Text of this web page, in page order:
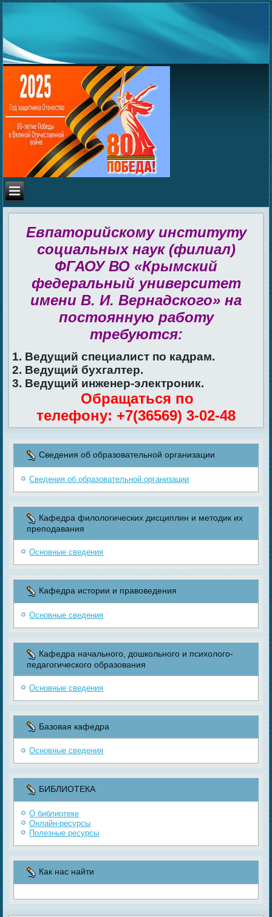
Евпаторийскому институту
социальных наук (филиал)
ФГАОУ ВО «Крымский
федеральный университет
имени В. И. Вернадского» на
постоянную работу
требуются:
1. Ведущий специалист по кадрам.
2. Ведущий бухгалтер.
3. Ведущий инженер-электроник.
Обращаться по
телефону: +7(36569) 3-02-48
Сведения об образовательной организации
Сведения об образовательной организации
Кафедра филологических дисциплин и методик их
преподавания
Основные сведения
Кафедра истории и правоведения
Основные сведения
Кафедра начального, дошкольного и психолого-
педагогического образования
Основные сведения
Базовая кафедра
Основные сведения
БИБЛИОТЕКА
О библиотеке
Онлайн-ресурсы
Полезные ресурсы
Как нас найти